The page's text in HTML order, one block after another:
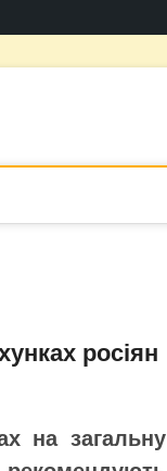
росіян
на загальну